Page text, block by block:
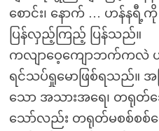
စောင်း၊ နောက် … ဟန်နရီ့
ပြန်လှည့်ကြည့် ပြန်သည်။
ကလျာဝေ့ကျောဘက်က
ရင်သပ်ရှုမောဖြစ်ရသည်။ အ
သော အသားအရေ၊ တရုတ်သွ
သော်လည်း တရုတ်မစစ်စစ်တွ